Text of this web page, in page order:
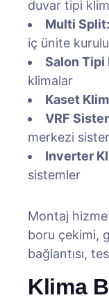
duvar tipi
Multi Split:
iç ünite
Salon Tipi
klimalar
Kaset
VRF
merkezi
Inverter
sistemler
Montaj
boru çekimi,
bağlantısı,
Klima